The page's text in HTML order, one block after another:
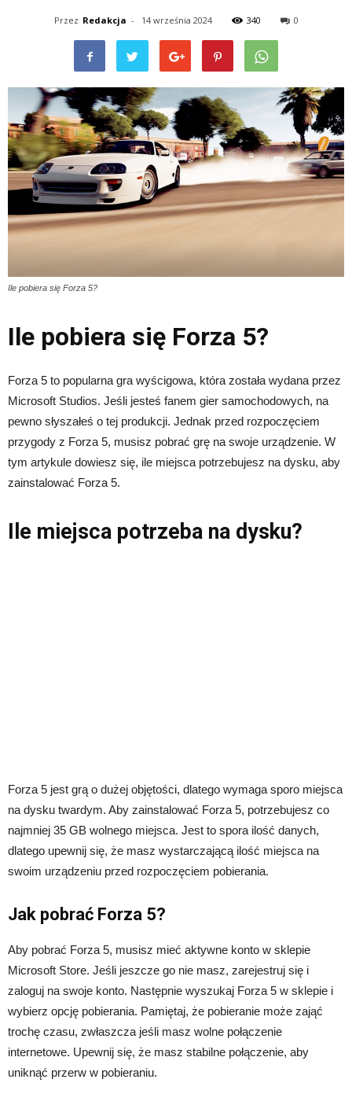
Przez Redakcja - 14 września 2024 340 0
Ile pobiera się Forza 5?
Ile pobiera się Forza 5?
Forza 5 to popularna gra wyścigowa, która została wydana przez
Microsoft Studios. Jeśli jesteś fanem gier samochodowych, na
pewno słyszałeś o tej produkcji. Jednak przed rozpoczęciem
przygody z Forza 5, musisz pobrać grę na swoje urządzenie. W
tym artykule dowiesz się, ile miejsca potrzebujesz na dysku, aby
zainstalować Forza 5.
Ile miejsca potrzeba na dysku?
Forza 5 jest grą o dużej objętości, dlatego wymaga sporo miejsca
na dysku twardym. Aby zainstalować Forza 5, potrzebujesz co
najmniej 35 GB wolnego miejsca. Jest to spora ilość danych,
dlatego upewnij się, że masz wystarczającą ilość miejsca na
swoim urządzeniu przed rozpoczęciem pobierania.
Jak pobrać Forza 5?
Aby pobrać Forza 5, musisz mieć aktywne konto w sklepie
Microsoft Store. Jeśli jeszcze go nie masz, zarejestruj się i
zaloguj na swoje konto. Następnie wyszukaj Forza 5 w sklepie i
wybierz opcję pobierania. Pamiętaj, że pobieranie może zająć
trochę czasu, zwłaszcza jeśli masz wolne połączenie
internetowe. Upewnij się, że masz stabilne połączenie, aby
uniknąć przerw w pobieraniu.